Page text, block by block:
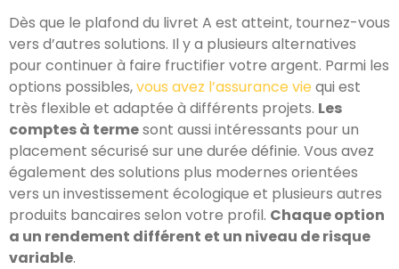
Dès que le plafond du livret A est atteint, tournez-vous
vers d’autres solutions. Il y a plusieurs alternatives
pour continuer à faire fructifier votre argent. Parmi les
options possibles,vous avez l’assurance viequi est
très flexible et adaptée à différents projets. Les
comptes à termesont aussi intéressants pour un
placement sécurisé sur une durée définie. Vous avez
également des solutions plus modernes orientées
vers un investissement écologique et plusieurs autres
produits bancaires selon votre profil. Chaque option
a un rendement différent et un niveau de risque
variable.